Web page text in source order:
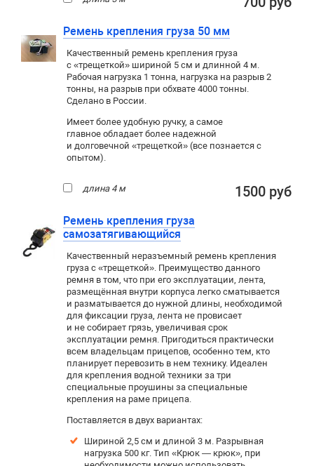
Ремень крепления груза 50 мм
Качественный ремень крепления груза
с «трещеткой» шириной 5 см и длинной 4 м.
Рабочая нагрузка 1 тонна, нагрузка на разрыв 2
тонны, на разрыв при обхвате 4000 тонны.
Сделано в России.
Имеет более удобную ручку, а самое
главное обладает более надежной
и долговечной «трещеткой» (все познается с
опытом).
длина 4 м 1500 руб
Ремень крепления груза
самозатягивающийся
Качественный неразъемный ремень крепления
груза с «трещеткой». Преимущество данного
ремня в том, что при его эксплуатации, лента,
размещённая внутри корпуса легко сматывается
и разматывается до нужной длины, необходимой
для фиксации груза, лента не провисает
и не собирает грязь, увеличивая срок
эксплуатации ремня. Пригодиться практически
всем владельцам прицепов, особенно тем, кто
планирует перевозить в нем технику. Идеален
для крепления водной техники за три
специальные проушины за специальные
крепления на раме прицепа.
Поставляется в двух вариантах:
Шириной 2,5 см и длиной 3 м. Разрывная
нагрузка 500 кг. Тип «Крюк — крюк», при